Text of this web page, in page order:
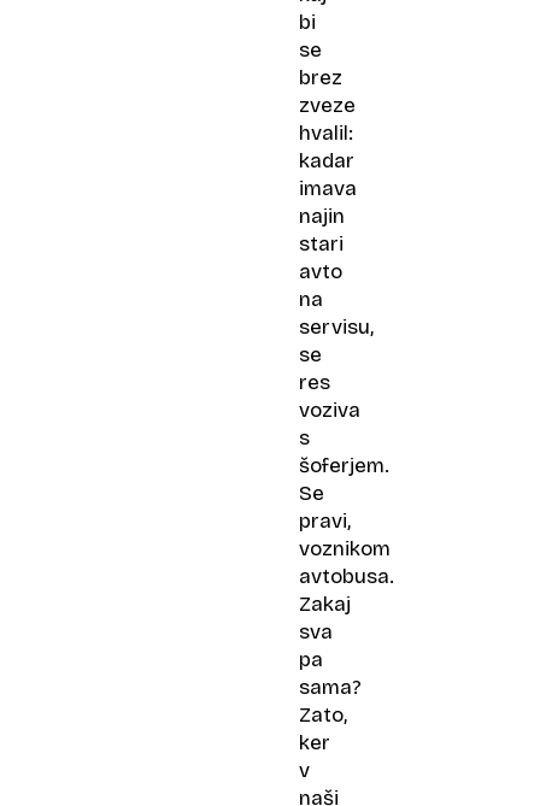
bi
se
brez
zveze
hvalil:
kadar
imava
najin
stari
avto
na
servisu,
se
res
voziva
s
šoferjem.
Se
pravi,
voznikom
avtobusa.
Zakaj
sva
pa
sama?
Zato,
ker
v
naši